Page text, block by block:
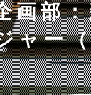
画部
ャー